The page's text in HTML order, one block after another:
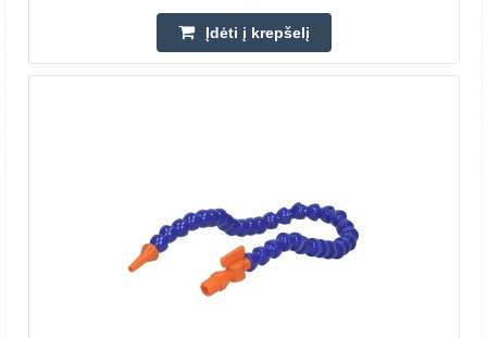
SY 505 M.SKF vientisas slankstelio bloko korpusas yra
puikus guolio korpuso, užtikrinančio ekonomiškus, lengvai
prižiūrimus ir keičiamus guolių mazgus, pavyzdys..
Įdėti į krepšelį